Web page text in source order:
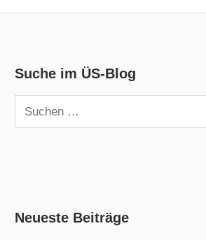
Suche im ÜS-Blog
Suchen
nach:
Neueste Beiträge